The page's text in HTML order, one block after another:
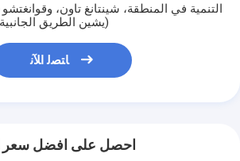
City.CHINA (يشين الطريق الجانبية)
ﺎﺘﺼﻟ ﺍﻶﻧ
احصل على افضل